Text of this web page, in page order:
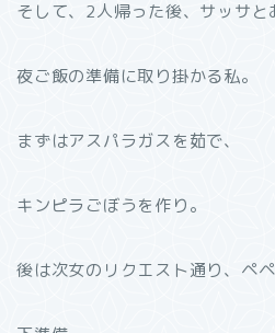
そして、2人帰った後、サッサ
夜ご飯の準備に取り掛かる私。
まずはアスパラガスを茹で、
キンピラごぼうを作り。
後は次女のリクエスト通り、ペ